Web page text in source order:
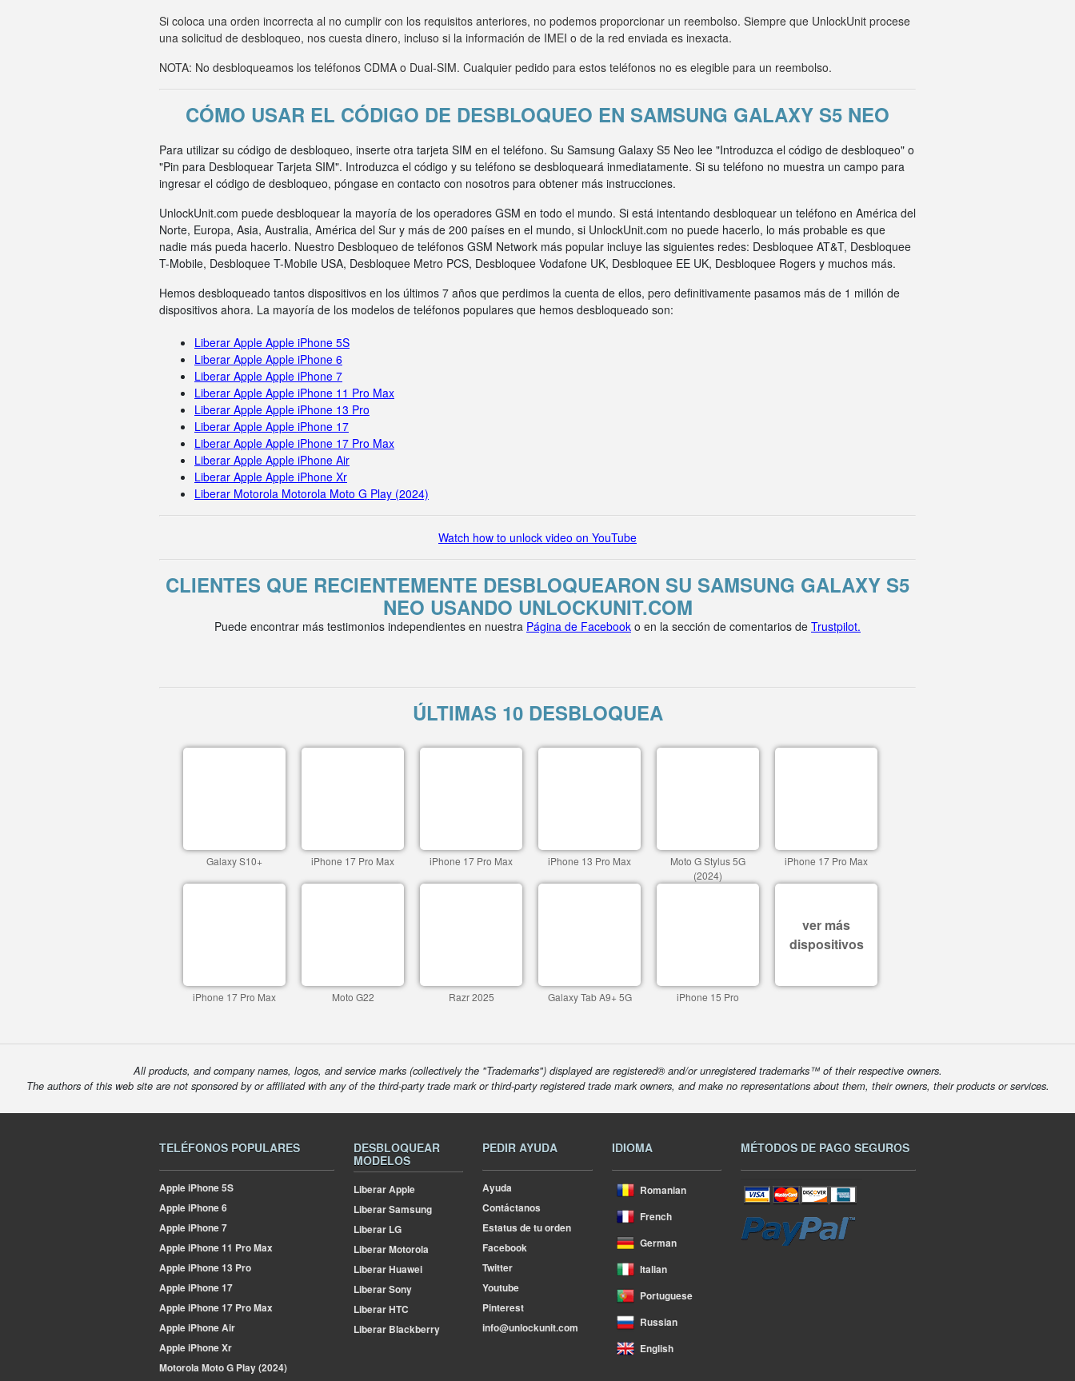
Si coloca una orden incorrecta al no cumplir con los requisitos anteriores, no podemos proporcionar un reembolso. Siempre que UnlockUnit procese
una solicitud de desbloqueo, nos cuesta dinero, incluso si la información de IMEI o de la red enviada es inexacta.
NOTA: No desbloqueamos los teléfonos CDMA o Dual-SIM. Cualquier pedido para estos teléfonos no es elegible para un reembolso.
CÓMO USAR EL CÓDIGO DE DESBLOQUEO EN SAMSUNG GALAXY S5 NEO
Para utilizar su código de desbloqueo, inserte otra tarjeta SIM en el teléfono. Su Samsung Galaxy S5 Neo lee "Introduzca el código de desbloqueo" o
"Pin para Desbloquear Tarjeta SIM". Introduzca el código y su teléfono se desbloqueará inmediatamente. Si su teléfono no muestra un campo para
ingresar el código de desbloqueo, póngase en contacto con nosotros para obtener más instrucciones.
UnlockUnit.com puede desbloquear la mayoría de los operadores GSM en todo el mundo. Si está intentando desbloquear un teléfono en América del
Norte, Europa, Asia, Australia, América del Sur y más de 200 países en el mundo, si UnlockUnit.com no puede hacerlo, lo más probable es que
nadie más pueda hacerlo. Nuestro Desbloqueo de teléfonos GSM Network más popular incluye las siguientes redes: Desbloquee AT&T, Desbloquee
T-Mobile, Desbloquee T-Mobile USA, Desbloquee Metro PCS, Desbloquee Vodafone UK, Desbloquee EE UK, Desbloquee Rogers y muchos más.
Hemos desbloqueado tantos dispositivos en los últimos 7 años que perdimos la cuenta de ellos, pero definitivamente pasamos más de 1 millón de
dispositivos ahora. La mayoría de los modelos de teléfonos populares que hemos desbloqueado son:
Liberar Apple Apple iPhone 5S
Liberar Apple Apple iPhone 6
Liberar Apple Apple iPhone 7
Liberar Apple Apple iPhone 11 Pro Max
Liberar Apple Apple iPhone 13 Pro
Liberar Apple Apple iPhone 17
Liberar Apple Apple iPhone 17 Pro Max
Liberar Apple Apple iPhone Air
Liberar Apple Apple iPhone Xr
Liberar Motorola Motorola Moto G Play (2024)
Watch how to unlock video on YouTube
CLIENTES QUE RECIENTEMENTE DESBLOQUEARON SU SAMSUNG GALAXY S5
NEO USANDO UNLOCKUNIT.COM
Puede encontrar más testimonios independientes en nuestra Página de Facebook o en la sección de comentarios de Trustpilot.
ÚLTIMAS 10 DESBLOQUEA
Galaxy S10+ iPhone 17 Pro Max iPhone 17 Pro Max iPhone 13 Pro Max
Moto G Stylus 5G
(2024)
iPhone 17 Pro Max
iPhone 17 Pro Max Moto G22 Razr 2025 Galaxy Tab A9+ 5G iPhone 15 Pro
ver más
dispositivos
All products, and company names, logos, and service marks (collectively the "Trademarks") displayed are registered® and/or unregistered trademarks™ of their respective owners.
The authors of this web site are not sponsored by or affiliated with any of the third-party trade mark or third-party registered trade mark owners, and make no representations about them, their owners, their products or services.
TELÉFONOS POPULARES
AppleiPhone 5S
AppleiPhone 6
AppleiPhone 7
AppleiPhone 11 Pro Max
AppleiPhone 13 Pro
AppleiPhone 17
AppleiPhone 17 Pro Max
AppleiPhone Air
AppleiPhone Xr
MotorolaMoto G Play (2024)
DESBLOQUEAR
MODELOS
Liberar Apple
Liberar Samsung
Liberar LG
Liberar Motorola
Liberar Huawei
Liberar Sony
Liberar HTC
Liberar Blackberry
PEDIR AYUDA
Ayuda
Contáctanos
Estatus de tu orden
Facebook
Twitter
Youtube
Pinterest
info@unlockunit.com
IDIOMA
Romanian
French
German
Italian
Portuguese
Russian
English
MÉTODOS DE PAGO SEGUROS